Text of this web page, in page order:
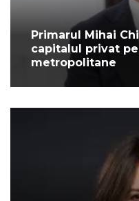
Primarul Mihai
capitalul privat
metropolitane